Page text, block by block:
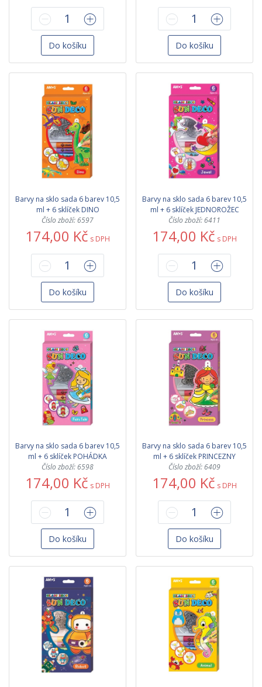
Do košíku Do košíku
Barvy na sklo sada 6 barev 10,5
ml + 6 sklíček DINO
Číslo zboží: 6597
174,00 Kč s DPH
Do košíku
Barvy na sklo sada 6 barev 10,5
ml + 6 sklíček JEDNOROŽEC
Číslo zboží: 6411
174,00 Kč s DPH
Do košíku
Barvy na sklo sada 6 barev 10,5
ml + 6 sklíček POHÁDKA
Číslo zboží: 6598
174,00 Kč s DPH
Do košíku
Barvy na sklo sada 6 barev 10,5
ml + 6 sklíček PRINCEZNY
Číslo zboží: 6409
174,00 Kč s DPH
Do košíku